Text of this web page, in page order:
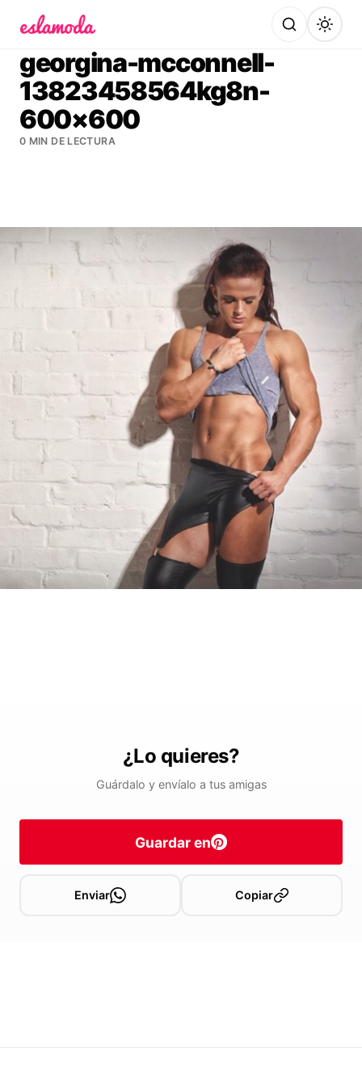
georgina-mcconnell-
13823458564kg8n-
600×600
0 MIN DE LECTURA
¿Lo quieres?
Guárdalo y envíalo a tus amigas
Guardar en
Enviar Copiar